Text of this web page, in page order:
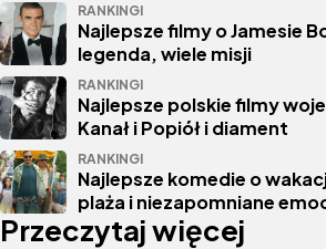
RANKINGI
Najlepsze filmy o Jamesie
legenda, wiele misji
RANKINGI
Najlepsze polskie filmy
Kanał i Popiół i diament
RANKINGI
Najlepsze komedie o
plaża i niezapomniane
Przeczytaj więcej